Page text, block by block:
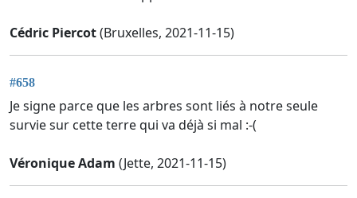
Cédric Piercot(Bruxelles, 2021-11-15)
#658
Je signe parce que les arbres sont liés à notre seule
survie sur cette terre qui va déjà si mal :-(
Véronique Adam (Jette, 2021-11-15)